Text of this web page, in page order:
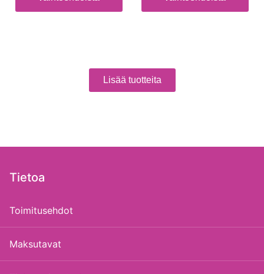
Lisää tuotteita
Tietoa
Toimitusehdot
Maksutavat